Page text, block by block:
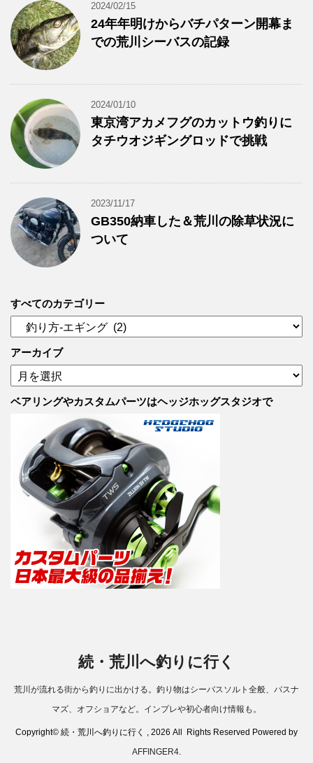
2024/02/15
24年年明けからバチパターン開幕ま
での荒川シーバスの記録
2024/01/10
東京湾アカメフグのカットウ釣りに
タチウオジギングロッドで挑戦
2023/11/17
GB350納車した＆荒川の除草状況に
ついて
すべてのカテゴリー
べ
て
の
カ
テ
アーカイブ
ア
ー
カ
ベアリングやカスタムパーツはヘッジホッグスタジオで
続・荒川へ釣りに行く
荒川が流れる街から釣りに出かける。釣り物はシーバスソルト全般、バスナ
マズ、オフショアなど。インプレや初心者向け情報も。
Copyright© 続・荒川へ釣りに行く , 2026 All Rights Reserved Powered by
AFFINGER4.